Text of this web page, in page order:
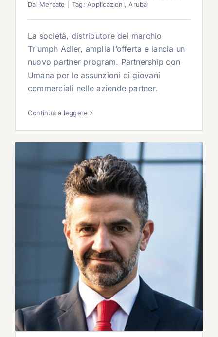
Dal Mercato
Tag: Applicazioni, Aruba
La società, distributore del marchio
Triumph Adler, amplia l’offerta e lancia un
nuovo partner program. Partnership con
Umana per le assunzioni di giovani
commerciali nelle aziende partner.
Continua a leggere